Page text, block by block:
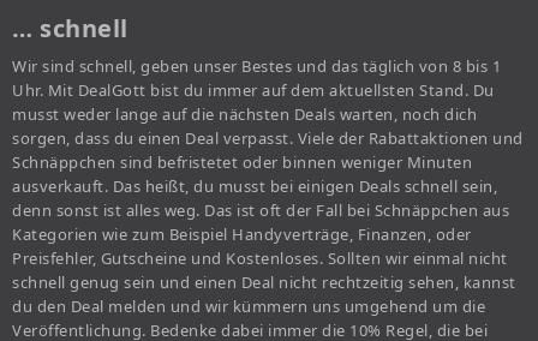
… schnell
Wir sind schnell, geben unser Bestes und das täglich von 8 bis 1
Uhr. Mit DealGott bist du immer auf dem aktuellsten Stand. Du
musst weder lange auf die nächsten Deals warten, noch dich
sorgen, dass du einen Deal verpasst. Viele der Rabattaktionen und
Schnäppchen sind befristetet oder binnen weniger Minuten
ausverkauft. Das heißt, du musst bei einigen Deals schnell sein,
denn sonst ist alles weg. Das ist oft der Fall bei Schnäppchen aus
Kategorien wie zum Beispiel Handyverträge, Finanzen, oder
Preisfehler, Gutscheine und Kostenloses. Sollten wir einmal nicht
schnell genug sein und einen Deal nicht rechtzeitig sehen, kannst
du den Deal melden und wir kümmern uns umgehend um die
Veröffentlichung. Bedenke dabei immer die 10% Regel, die bei